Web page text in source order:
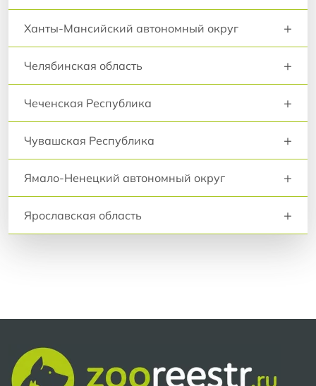
Ханты-Мансийский автономный округ +
Челябинская область +
Чеченская Республика +
Чувашская Республика +
Ямало-Ненецкий автономный округ +
Ярославская область +